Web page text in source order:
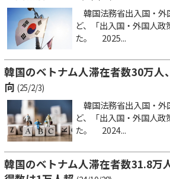
韓国法務省出入国・外
ど、「出入国・外国人
た。 2025...
韓国のベトナム人滞在者数30万人
向 (25/2/3)
韓国法務省出入国・外
ど、「出入国・外国人
た。 2024...
韓国のベトナム人滞在者数31.8万